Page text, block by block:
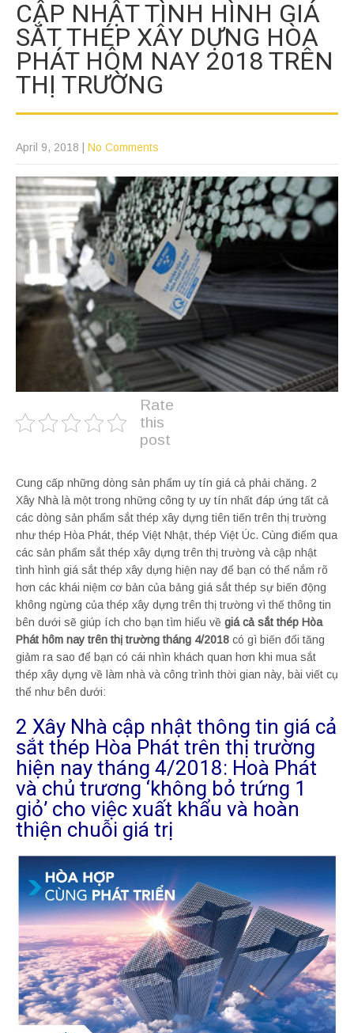
CẬP NHẬT TÌNH HÌNH GIÁ
SẮT THÉP XÂY DỰNG HÒA
PHÁT HÔM NAY 2018 TRÊN
THỊ TRƯỜNG
April 9, 2018 No Comments
Rate
this
post
Cung cấp những dòng sản phẩm uy tín giá cả phải chăng. 2
Xây Nhà là một trong những công ty uy tín nhất đáp ứng tất cả
các dòng sản phẩm sắt thép xây dựng tiên tiến trên thị trường
như thép Hòa Phát, thép Việt Nhật, thép Việt Úc. Cùng điểm qua
các sản phẩm sắt thép xây dựng trên thị trường và cập nhật
tình hình giá sắt thép xây dựng hiện nay để bạn có thể nắm rõ
hơn các khái niệm cơ bản của bảng giá sắt thép sự biến động
không ngừng của thép xây dựng trên thị trường vì thế thông tin
bên dưới sẽ giúp ích cho bạn tìm hiểu về giá cả sắt thép Hòa
Phát hôm nay trên thị trường tháng 4/2018 có gì biến đổi tăng
giảm ra sao để bạn có cái nhìn khách quan hơn khi mua sắt
thép xây dựng về làm nhà và công trình thời gian này, bài viết cụ
thể như bên dưới:
2 Xây Nhà cập nhật thông tin giá cả
sắt thép Hòa Phát trên thị trường
hiện nay tháng 4/2018: Hoà Phát
và chủ trương ‘không bỏ trứng 1
giỏ’ cho việc xuất khẩu và hoàn
thiện chuỗi giá trị